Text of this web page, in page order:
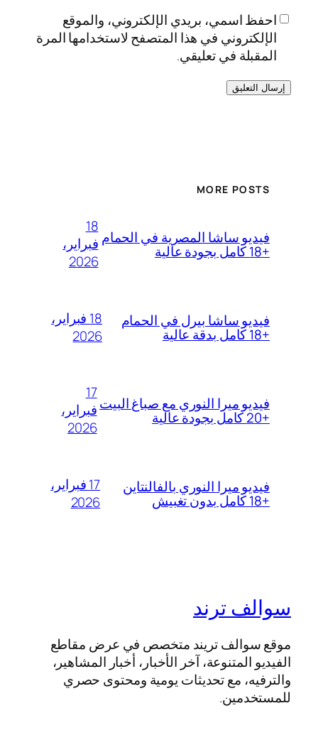
احفظ اسمي، بريدي الإلكتروني، والموقع
الإلكتروني في هذا المتصفح لاستخدامها المرة
المقبلة في تعليقي.
MORE POSTS
فيديو ساشا المصرية في الحمام
+18 كامل بجودة عالية
18
فبراير،
2026
فيديو ساشا بيرل في الحمام
+18 كامل بدقة عالية
18 فبراير،
2026
فيديو ميرا النوري مع صباغ البيت
+20 كامل بجودة عالية
17
فبراير،
2026
فيديو ميرا النوري بالفالنتاين
+18 كامل بدون تغبيش
17 فبراير،
2026
سوالف ترند
موقع سوالف تريند متخصص في عرض مقاطع
الفيديو المتنوعة، آخر الأخبار، أخبار المشاهير،
والترفيه، مع تحديثات يومية ومحتوى حصري
للمستخدمين.